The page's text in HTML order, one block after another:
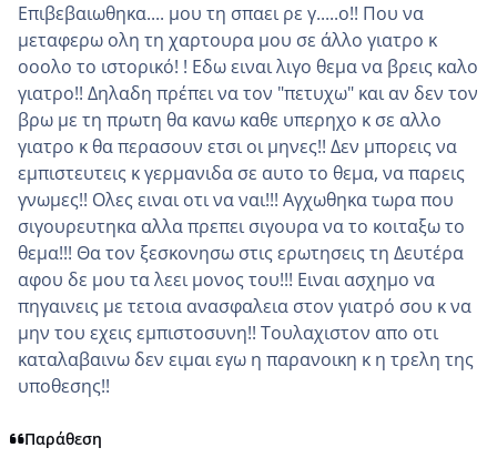
Επιβεβαιωθηκα.... μου τη σπαει ρε γ.....ο!! Που να
μεταφερω ολη τη χαρτουρα μου σε άλλο γιατρο κ
οοολο το ιστορικό! ! Εδω ειναι λιγο θεμα να βρεις καλο
γιατρο!! Δηλαδη πρέπει να τον "πετυχω" και αν δεν τον
βρω με τη πρωτη θα κανω καθε υπερηχο κ σε αλλο
γιατρο κ θα περασουν ετσι οι μηνες!! Δεν μπορεις να
εμπιστευτεις κ γερμανιδα σε αυτο το θεμα, να παρεις
γνωμες!! Ολες ειναι οτι να ναι!!! Αγχωθηκα τωρα που
σιγουρευτηκα αλλα πρεπει σιγουρα να το κοιταξω το
θεμα!!! Θα τον ξεσκονησω στις ερωτησεις τη Δευτέρα
αφου δε μου τα λεει μονος του!!! Ειναι ασχημο να
πηγαινεις με τετοια ανασφαλεια στον γιατρό σου κ να
μην του εχεις εμπιστοσυνη!! Τουλαχιστον απο οτι
καταλαβαινω δεν ειμαι εγω η παρανοικη κ η τρελη της
υποθεσης!!
Παράθεση